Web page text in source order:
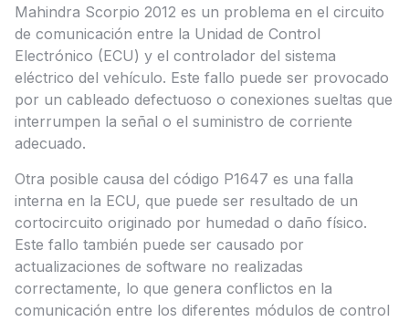
Mahindra Scorpio 2012 es un problema en el circuito
de comunicación entre la Unidad de Control
Electrónico (ECU) y el controlador del sistema
eléctrico del vehículo. Este fallo puede ser provocado
por un cableado defectuoso o conexiones sueltas que
interrumpen la señal o el suministro de corriente
adecuado.
Otra posible causa del código P1647 es una falla
interna en la ECU, que puede ser resultado de un
cortocircuito originado por humedad o daño físico.
Este fallo también puede ser causado por
actualizaciones de software no realizadas
correctamente, lo que genera conflictos en la
comunicación entre los diferentes módulos de control